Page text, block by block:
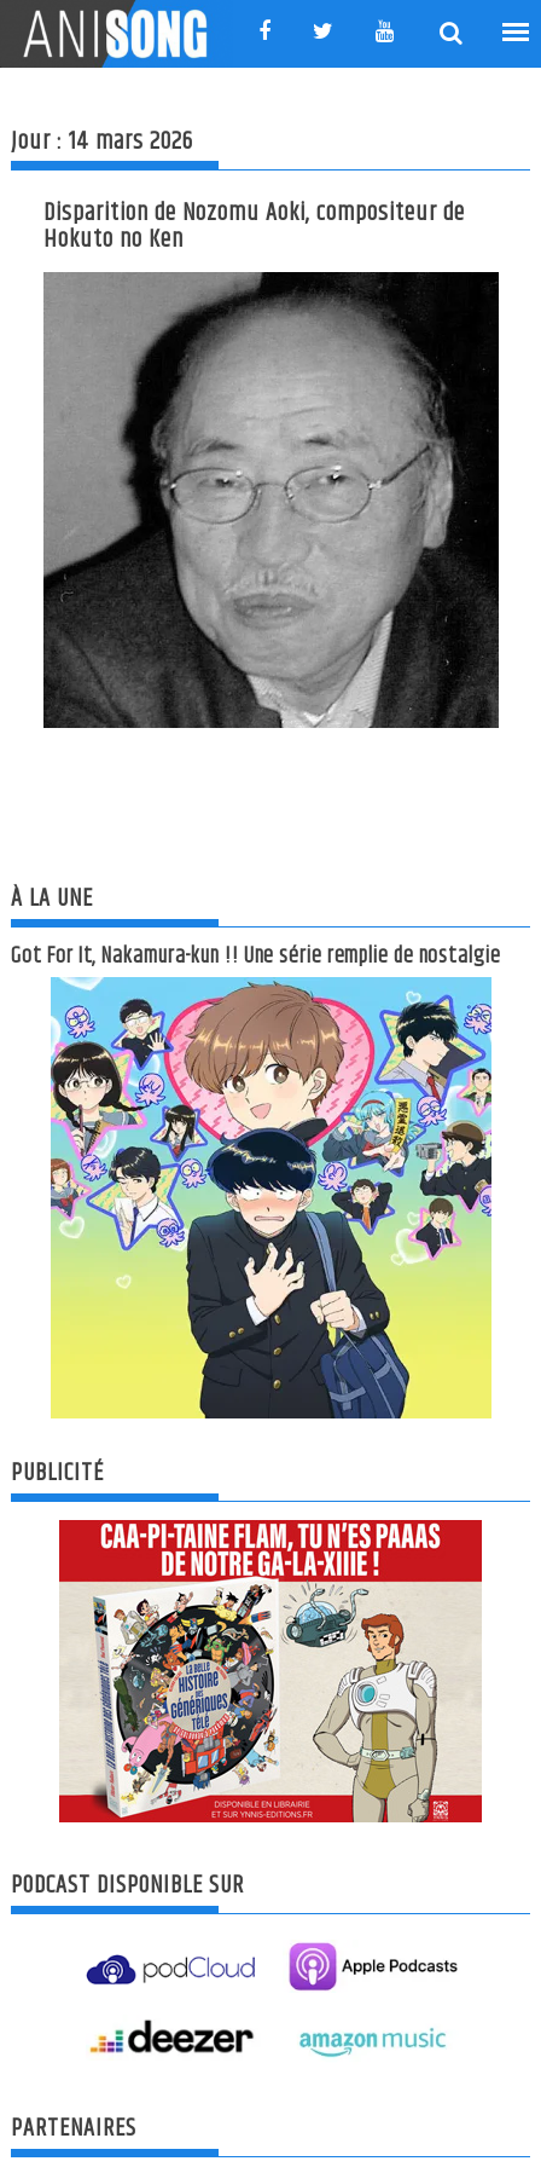
content
Jour :14 mars 2026
Disparition de Nozomu Aoki, compositeur de
Hokuto no Ken
À LA UNE
Got For It, Nakamura-kun !! Une série remplie de nostalgie
PUBLICITÉ
PODCAST DISPONIBLE SUR
PARTENAIRES